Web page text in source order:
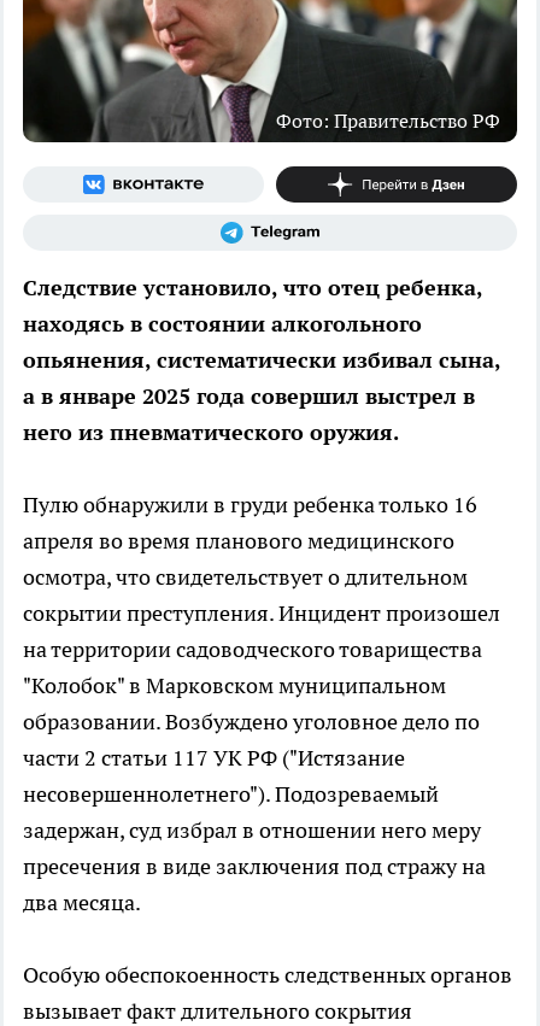
Фото: Правительство РФ
Следствие установило, что отец ребенка,
находясь в состоянии алкогольного
опьянения, систематически избивал сына,
а в январе 2025 года совершил выстрел в
него из пневматического оружия.
Пулю обнаружили в груди ребенка только 16
апреля во время планового медицинского
осмотра, что свидетельствует о длительном
сокрытии преступления. Инцидент произошел
на территории садоводческого товарищества
"Колобок" в Марковском муниципальном
образовании. Возбуждено уголовное дело по
части 2 статьи 117 УК РФ ("Истязание
несовершеннолетнего"). Подозреваемый
задержан, суд избрал в отношении него меру
пресечения в виде заключения под стражу на
два месяца.
Особую обеспокоенность следственных органов
вызывает факт длительного сокрытия